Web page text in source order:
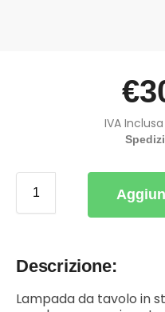
€
IVA
Descrizione:
Lampada da tavolo in